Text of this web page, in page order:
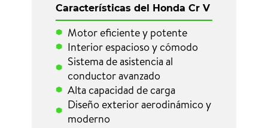
Características del Honda Cr V
Motor eficiente y potente
Interior espacioso y cómodo
Sistema de asistencia al
conductor avanzado
Alta capacidad de carga
Diseño exterior aerodinámico y
moderno